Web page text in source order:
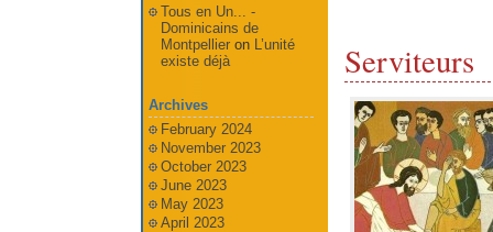
Serviteurs
Tous en Un... -
Dominicains de
Montpellieron L’unité
existe déjà
Archives
February 2024
November 2023
October 2023
June 2023
May 2023
April 2023